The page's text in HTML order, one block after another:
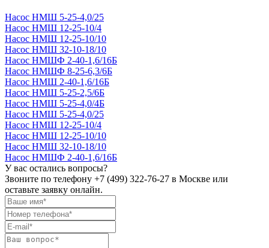
Насос НМШ 5-25-4,0/25
Насос НМШ 12-25-10/4
Насос НМШ 12-25-10/10
Насос НМШ 32-10-18/10
Насос НМШФ 2-40-1,6/16Б
Насос НМШФ 8-25-6,3/6Б
Насос НМШ 2-40-1,6/16Б
Насос НМШ 5-25-2,5/6Б
Насос НМШ 5-25-4,0/4Б
Насос НМШ 5-25-4,0/25
Насос НМШ 12-25-10/4
Насос НМШ 12-25-10/10
Насос НМШ 32-10-18/10
Насос НМШФ 2-40-1,6/16Б
У вас остались вопросы?
Звоните по телефону +7 (499) 322-76-27 в Москве или
оставьте заявку онлайн.